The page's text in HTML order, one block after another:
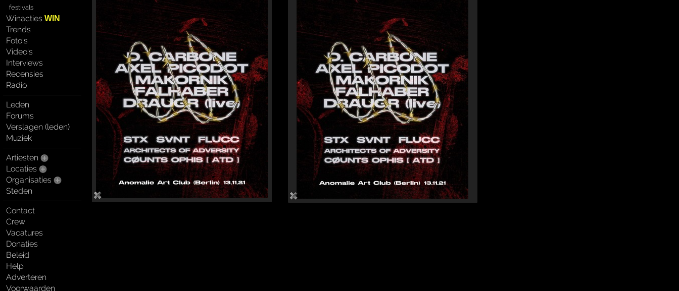
festivals
WinactiesWIN
Trends
Foto's
Video's
Interviews
Recensies
Radio
Leden
Forums
Verslagen (leden)
Muziek
Artiesten
Locaties
Organisaties
Steden
Contact
Crew
Vacatures
Donaties
Beleid
Help
Adverteren
Voorwaarden